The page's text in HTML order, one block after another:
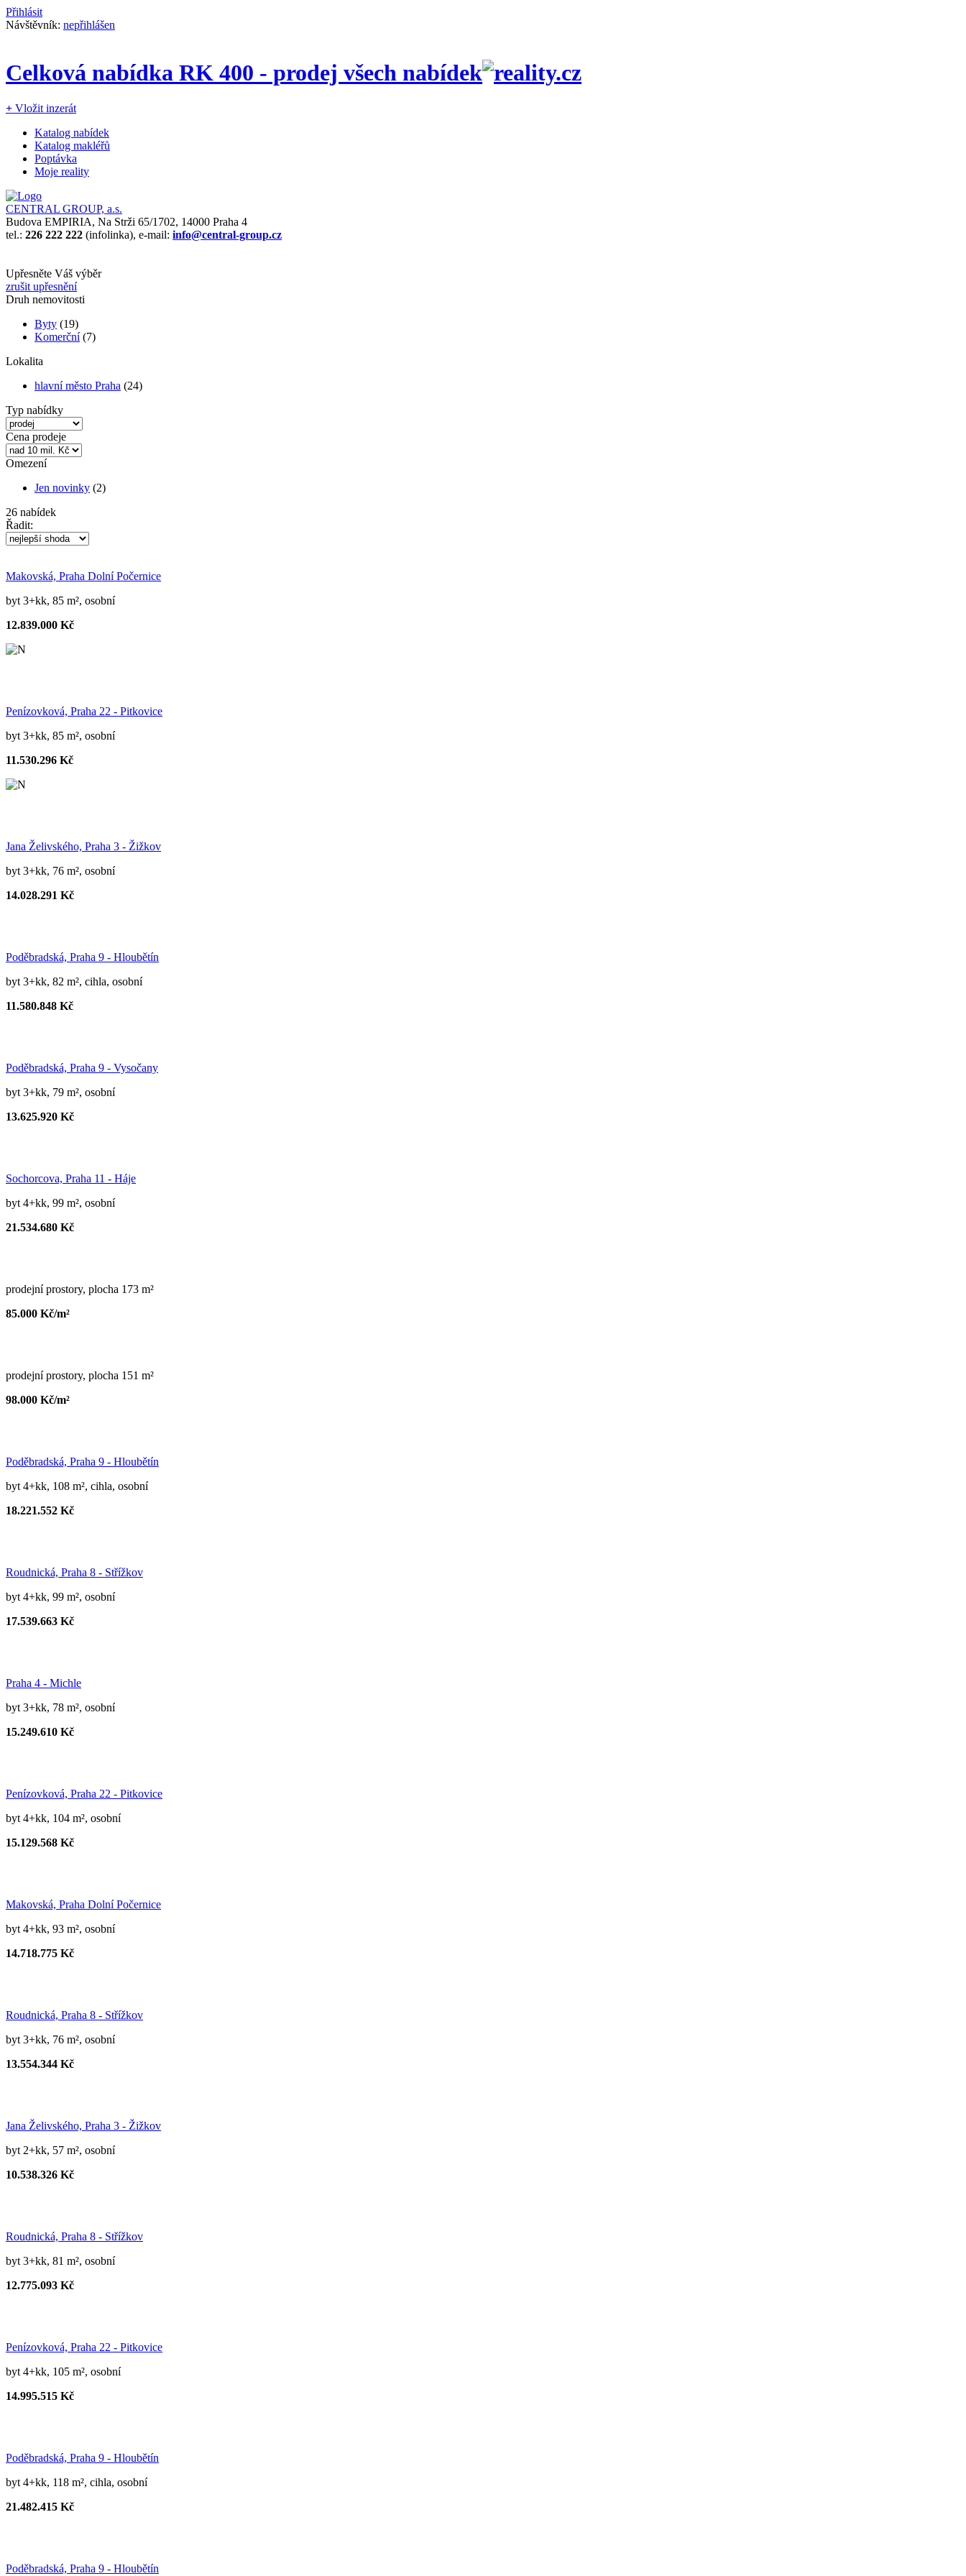
Přihlásit
Návštěvník: nepřihlášen
Celková nabídka RK 400 - prodej všech nabídek
+ Vložit inzerát
Katalog nabídek
Katalog makléřů
Poptávka
Moje reality
CENTRAL GROUP, a.s.
Budova EMPIRIA, Na Strži 65/1702, 14000 Praha 4
tel.: 226 222 222 (infolinka), e-mail: info@central-group.cz
Upřesněte Váš výběr
zrušit upřesnění
Druh nemovitosti
Byty (19)
Komerční(7)
Lokalita
hlavní město Praha (24)
Typ nabídky
Cena prodeje
Omezení
Jen novinky (2)
26 nabídek
Řadit:
Makovská, Praha Dolní Počernice
byt 3+kk, 85 m², osobní
12.839.000 Kč
Penízovková, Praha 22 - Pitkovice
byt 3+kk, 85 m², osobní
11.530.296 Kč
Jana Želivského, Praha 3 - Žižkov
byt 3+kk, 76 m², osobní
14.028.291 Kč
Poděbradská, Praha 9 - Hloubětín
byt 3+kk, 82 m², cihla, osobní
11.580.848 Kč
Poděbradská, Praha 9 - Vysočany
byt 3+kk, 79 m², osobní
13.625.920 Kč
Sochorcova, Praha 11 - Háje
byt 4+kk, 99 m², osobní
21.534.680 Kč
prodejní prostory, plocha 173 m²
85.000 Kč/m²
prodejní prostory, plocha 151 m²
98.000 Kč/m²
Poděbradská, Praha 9 - Hloubětín
byt 4+kk, 108 m², cihla, osobní
18.221.552 Kč
Roudnická, Praha 8 - Střížkov
byt 4+kk, 99 m², osobní
17.539.663 Kč
Praha 4 - Michle
byt 3+kk, 78 m², osobní
15.249.610 Kč
Penízovková, Praha 22 - Pitkovice
byt 4+kk, 104 m², osobní
15.129.568 Kč
Makovská, Praha Dolní Počernice
byt 4+kk, 93 m², osobní
14.718.775 Kč
Roudnická, Praha 8 - Střížkov
byt 3+kk, 76 m², osobní
13.554.344 Kč
Jana Želivského, Praha 3 - Žižkov
byt 2+kk, 57 m², osobní
10.538.326 Kč
Roudnická, Praha 8 - Střížkov
byt 3+kk, 81 m², osobní
12.775.093 Kč
Penízovková, Praha 22 - Pitkovice
byt 4+kk, 105 m², osobní
14.995.515 Kč
Poděbradská, Praha 9 - Hloubětín
byt 4+kk, 118 m², cihla, osobní
21.482.415 Kč
Poděbradská, Praha 9 - Hloubětín